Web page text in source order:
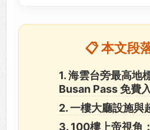
📋 本文段
1. 海雲台旁最高地
Busan Pass 免費
2. 一樓大廳設施與
3. 100樓上帝視角